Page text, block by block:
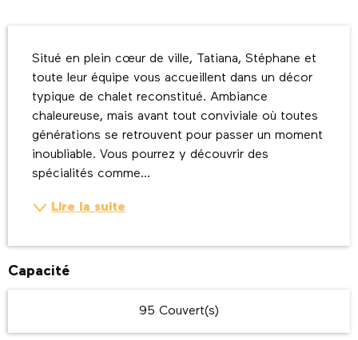
Situé en plein cœur de ville, Tatiana, Stéphane et
toute leur équipe vous accueillent dans un décor
typique de chalet reconstitué. Ambiance
chaleureuse, mais avant tout conviviale où toutes
générations se retrouvent pour passer un moment
inoubliable. Vous pourrez y découvrir des
spécialités comme...
Lire la suite
Capacité
95 Couvert(s)